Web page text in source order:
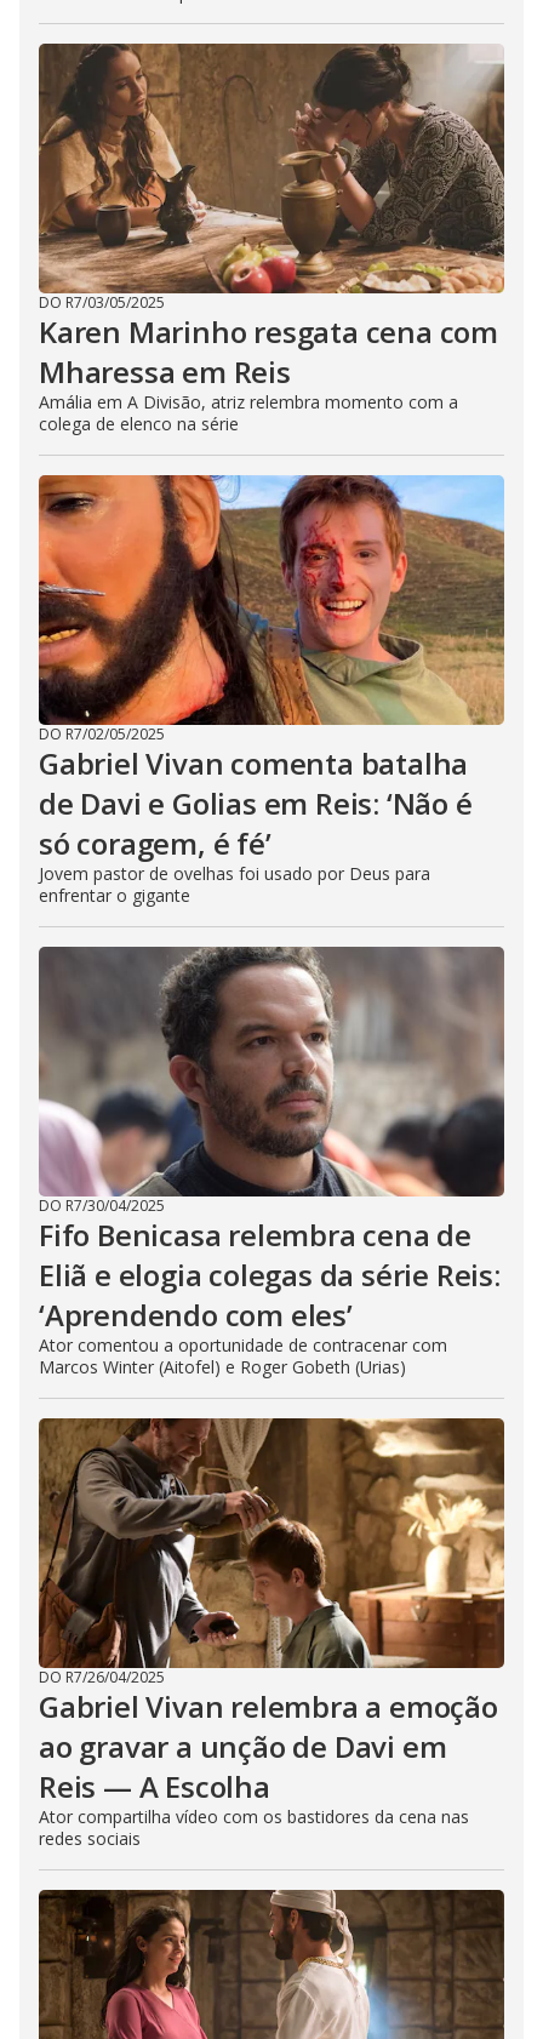
DO R7/03/05/2025
Karen Marinho resgata cena com
Mharessa em Reis
Amália em A Divisão, atriz relembra momento com a
colega de elenco na série
DO R7/02/05/2025
Gabriel Vivan comenta batalha
de Davi e Golias em Reis: ‘Não é
só coragem, é fé’
Jovem pastor de ovelhas foi usado por Deus para
enfrentar o gigante
DO R7/30/04/2025
Fifo Benicasa relembra cena de
Eliã e elogia colegas da série Reis:
‘Aprendendo com eles’
Ator comentou a oportunidade de contracenar com
Marcos Winter (Aitofel) e Roger Gobeth (Urias)
DO R7/26/04/2025
Gabriel Vivan relembra a emoção
ao gravar a unção de Davi em
Reis — A Escolha
Ator compartilha vídeo com os bastidores da cena nas
redes sociais